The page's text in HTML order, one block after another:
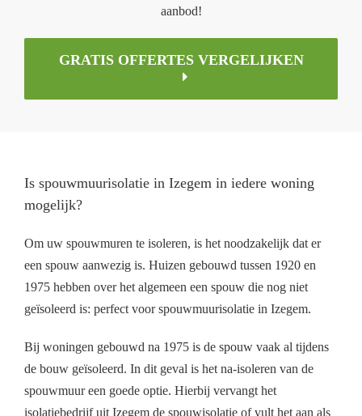
aanbod!
GRATIS OFFERTES VERGELIJKEN
Is spouwmuurisolatie in Izegem in iedere woning
mogelijk?
Om uw spouwmuren te isoleren, is het noodzakelijk dat er
een spouw aanwezig is. Huizen gebouwd tussen 1920 en
1975 hebben over het algemeen een spouw die nog niet
geïsoleerd is: perfect voor spouwmuurisolatie in Izegem.
Bij woningen gebouwd na 1975 is de spouw vaak al tijdens
de bouw geïsoleerd. In dit geval is het na-isoleren van de
spouwmuur een goede optie. Hierbij vervangt het
isolatiebedrijf uit Izegem de spouwisolatie of vult het aan als